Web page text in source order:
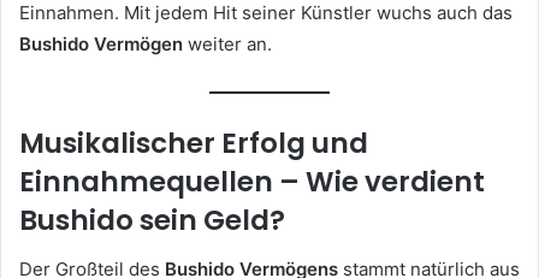
Einnahmen. Mit jedem Hit seiner Künstler wuchs auch das
Bushido Vermögen weiter an.
Musikalischer Erfolg und
Einnahmequellen – Wie verdient
Bushido sein Geld?
Der Großteil des Bushido Vermögens stammt natürlich aus